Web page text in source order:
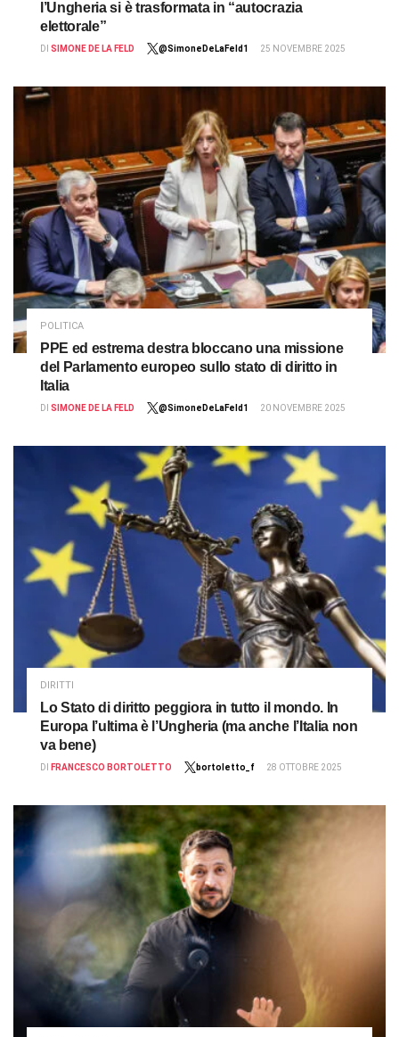
l’Ungheria si è trasformata in “autocrazia
elettorale”
DI SIMONE DE LA FELD @SimoneDeLaFeld1 25 NOVEMBRE 2025
POLITICA
PPE ed estrema destra bloccano una missione
del Parlamento europeo sullo stato di diritto in
Italia
DI SIMONE DE LA FELD @SimoneDeLaFeld1 20 NOVEMBRE 2025
DIRITTI
Lo Stato di diritto peggiora in tutto il mondo. In
Europa l’ultima è l’Ungheria (ma anche l’Italia non
va bene)
DI FRANCESCO BORTOLETTO bortoletto_f 28 OTTOBRE 2025